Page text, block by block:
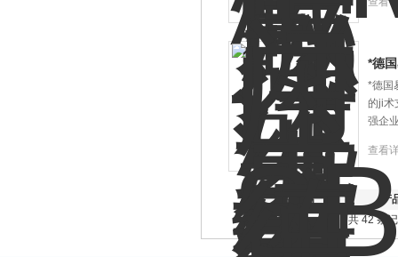
*德
*德国
的ji术
强企
查看
产品图片
共 42 条